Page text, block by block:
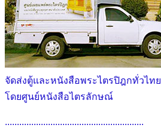
จัดส่งตู้และหนังสือพระไตรปิฎกทั่วไทย
โดยศูนย์หนังสือไตรลักษณ์
..........................................................